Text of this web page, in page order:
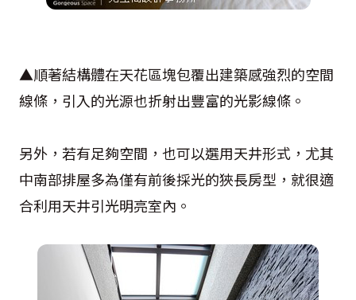
▲順著結構體在天花區塊包覆出建築感強烈的空間
線條，引入的光源也折射出豐富的光影線條。
另外，若有足夠空間，也可以選用天井形式，尤其
中南部排屋多為僅有前後採光的狹長房型，就很適
合利用天井引光明亮室內。